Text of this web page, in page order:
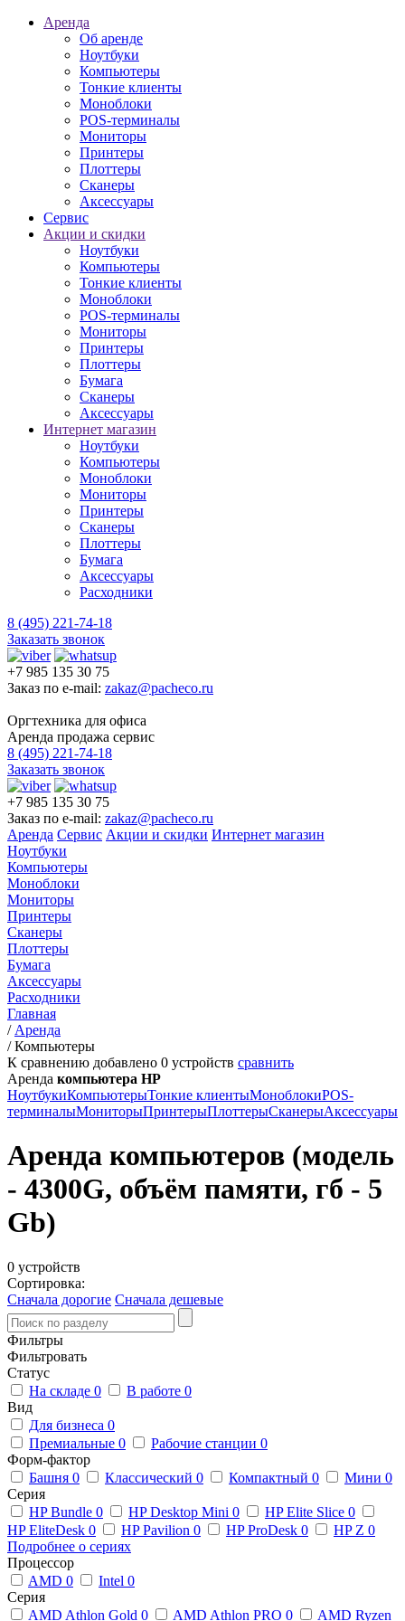
Аренда
Об аренде
Ноутбуки
Компьютеры
Тонкие клиенты
Моноблоки
POS-терминалы
Мониторы
Принтеры
Плоттеры
Сканеры
Аксессуары
Сервис
Акции и скидки
Ноутбуки
Компьютеры
Тонкие клиенты
Моноблоки
POS-терминалы
Мониторы
Принтеры
Плоттеры
Бумага
Сканеры
Аксессуары
Интернет магазин
Ноутбуки
Компьютеры
Моноблоки
Мониторы
Принтеры
Сканеры
Плоттеры
Бумага
Аксессуары
Расходники
8 (495) 221-74-18
Заказать звонок
+7 985 135 30 75
Заказ по e-mail: zakaz@pacheco.ru
Оргтехника для офиса
Аренда продажа сервис
8 (495) 221-74-18
Заказать звонок
+7 985 135 30 75
Заказ по e-mail: zakaz@pacheco.ru
Аренда Сервис Акции и скидки Интернет магазин
Ноутбуки
Компьютеры
Моноблоки
Мониторы
Принтеры
Сканеры
Плоттеры
Бумага
Аксессуары
Расходники
Главная
/ Аренда
/Компьютеры
К сравнению добавлено 0 устройств сравнить
Аренда компьютера HP
НоутбукиКомпьютерыТонкие клиентыМоноблокиPOS-
терминалыМониторыПринтерыПлоттерыСканерыАксессуары
Аренда компьютеров (модель
- 4300G, объём памяти, гб - 5
Gb)
0 устройств
Сортировка:
Сначала дорогие Сначала дешевые
Фильтры
Фильтровать
Статус
На складе 0 В работе 0
Вид
Для бизнеса 0
Премиальные 0 Рабочие станции 0
Форм-фактор
Башня 0 Классический 0 Компактный 0 Мини 0
Серия
HP Bundle 0 HP Desktop Mini 0 HP Elite Slice 0
HP EliteDesk 0 HP Pavilion 0 HP ProDesk 0 HP Z 0
Подробнее о сериях
Процессор
AMD 0 Intel 0
Серия
AMD Athlon Gold 0 AMD Athlon PRO 0 AMD Ryzen